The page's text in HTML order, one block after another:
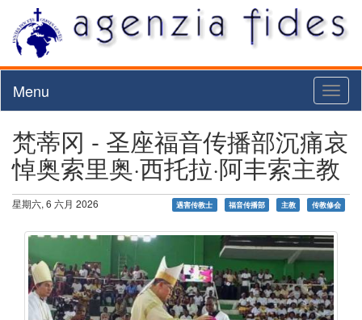
Menu
梵蒂冈 - 圣座福音传播部沉痛哀
悼奥索里奥·西托拉·阿丰索主教
星期六, 6 六月 2026 遇害传教士 福音传播部 主教 传教修会